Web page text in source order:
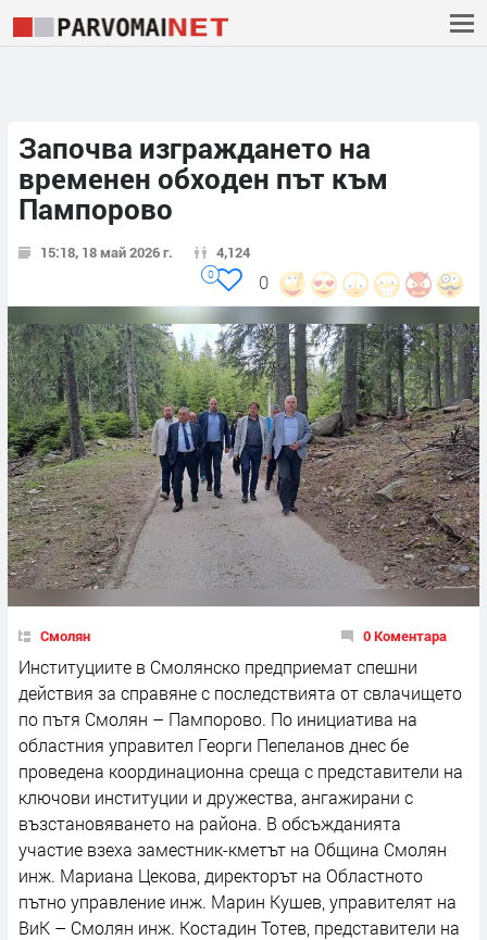
Започва изграждането на
временен обходен път към
Пампорово
15:18, 18 май 2026 г. 4,124
0
0
Смолян 0 Коментара
Институциите в Смолянско предприемат спешни
действия за справяне с последствията от свлачището
по пътя Смолян – Пампорово. По инициатива на
областния управител Георги Пепеланов днес бе
проведена координационна среща с представители на
ключови институции и дружества, ангажирани с
възстановяването на района. В обсъжданията
участие взеха заместник-кметът на Община Смолян
инж. Мариана Цекова, директорът на Областното
пътно управление инж. Марин Кушев, управителят на
ВиК – Смолян инж. Костадин Тотев, представители на